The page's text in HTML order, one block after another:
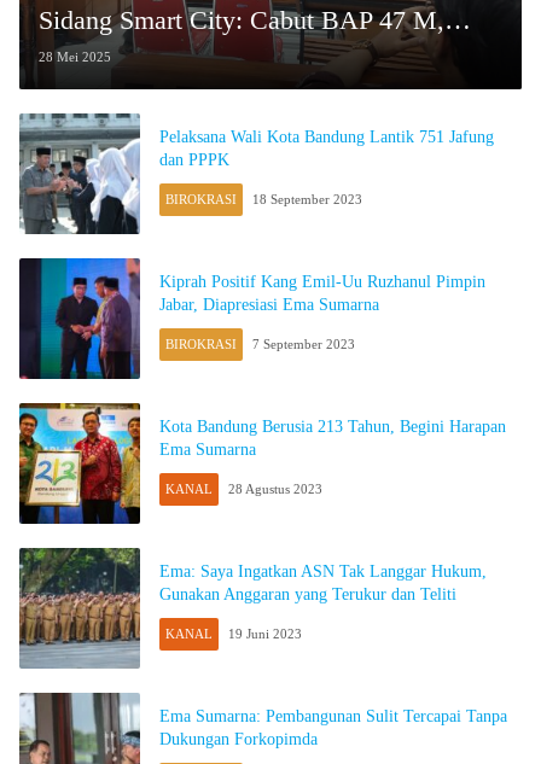
Sidang Smart City: Cabut BAP 47 M,
Akui OPD Patungan Jamu Dewan
28 Mei 2025
Pelaksana Wali Kota Bandung Lantik 751 Jafung
dan PPPK
BIROKRASI 18 September 2023
Kiprah Positif Kang Emil-Uu Ruzhanul Pimpin
Jabar, Diapresiasi Ema Sumarna
BIROKRASI 7 September 2023
Kota Bandung Berusia 213 Tahun, Begini Harapan
Ema Sumarna
KANAL 28 Agustus 2023
Ema: Saya Ingatkan ASN Tak Langgar Hukum,
Gunakan Anggaran yang Terukur dan Teliti
KANAL 19 Juni 2023
Ema Sumarna: Pembangunan Sulit Tercapai Tanpa
Dukungan Forkopimda